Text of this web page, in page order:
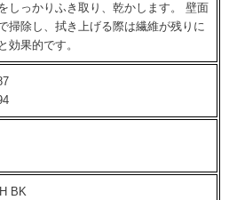
しっかりふき取り、乾かします。 壁面
掃除し、拭き上げる際は繊維が残りに
効果的です。
BK